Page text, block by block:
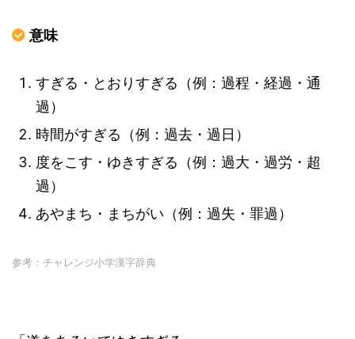
意味
すぎる・とおりすぎる（例：過程・経過・通
過）
時間がすぎる（例：過去・過日）
度をこす・ゆきすぎる（例：過大・過労・超
過）
あやまち・まちがい（例：過失・罪過）
参考：チャレンジ小学漢字辞典